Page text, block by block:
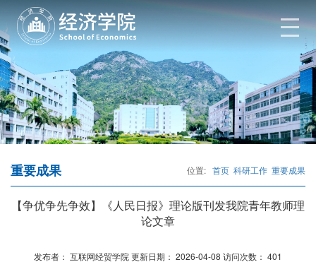
重要成果 位置: 首页 科研工作 重要成果
【争优争先争效】《人民日报》理论版刊发我院青年教师理
论文章
发布者： 互联网经贸学院更新日期： 2026-04-08 访问次数： 401